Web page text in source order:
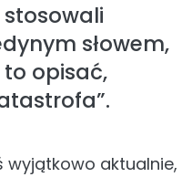
stosowali
słowem,
opisać,
wyjątkowo aktualnie,